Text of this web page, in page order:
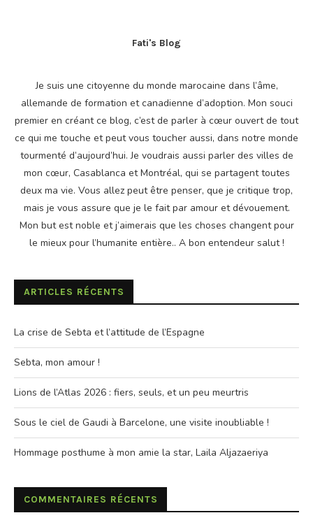
Fati's Blog
Je suis une citoyenne du monde marocaine dans l’âme,
allemande de formation et canadienne d’adoption. Mon souci
premier en créant ce blog, c’est de parler à cœur ouvert de tout
ce qui me touche et peut vous toucher aussi, dans notre monde
tourmenté d’aujourd’hui. Je voudrais aussi parler des villes de
mon cœur, Casablanca et Montréal, qui se partagent toutes
deux ma vie. Vous allez peut être penser, que je critique trop,
mais je vous assure que je le fait par amour et dévouement.
Mon but est noble et j’aimerais que les choses changent pour
le mieux pour l’humanite entière.. A bon entendeur salut !
ARTICLES RÉCENTS
La crise de Sebta et l’attitude de l’Espagne
Sebta, mon amour !
Lions de l’Atlas 2026 : fiers, seuls, et un peu meurtris
Sous le ciel de Gaudi à Barcelone, une visite inoubliable !
Hommage posthume à mon amie la star, Laila Aljazaeriya
COMMENTAIRES RÉCENTS